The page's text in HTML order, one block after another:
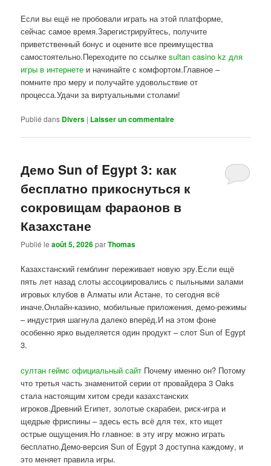
Если вы ещё не пробовали играть на этой платформе,
сейчас самое время.Зарегистрируйтесь, получите
приветственный бонус и оцените все преимущества
самостоятельно.Переходите по ссылкеsultan casino kz для
игры в интернете и начинайте с комфортом.Главное –
помните про меру и получайте удовольствие от
процесса.Удачи за виртуальными столами!
Publié dans Divers | Laisser un commentaire
Демо Sun of Egypt 3: как
бесплатно прикоснуться к
сокровищам фараонов в
Казахстане
Publié leaoût 5, 2026parThomas
Казахстанский гемблинг переживает новую эру.Если ещё
пять лет назад слоты ассоциировались с пыльными залами
игровых клубов в Алматы или Астане, то сегодня всё
иначе.Онлайн-казино, мобильные приложения, демо-режимы
– индустрия шагнула далеко вперёд.И на этом фоне
особенно ярко выделяется один продукт – слот Sun of Egypt
3.
султан геймс официальный сайт Почему именно он? Потому
что третья часть знаменитой серии от провайдера 3 Oaks
стала настоящим хитом среди казахстанских
игроков.Древний Египет, золотые скарабеи, риск-игра и
щедрые фриспины – здесь есть всё для тех, кто ищет
острые ощущения.Но главное: в эту игру можно играть
бесплатно.Демо-версия Sun of Egypt 3 доступна каждому, и
это меняет правила игры.